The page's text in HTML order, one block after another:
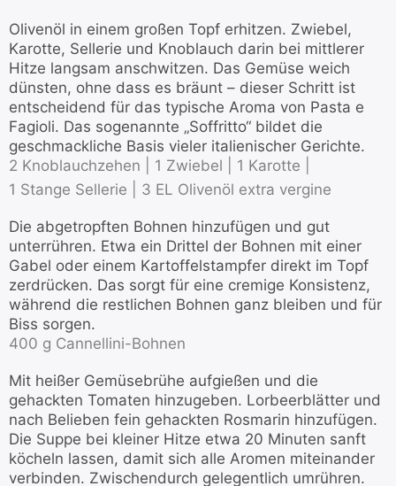
Olivenöl in einem großen Topf erhitzen. Zwiebel,
Karotte, Sellerie und Knoblauch darin bei mittlerer
Hitze langsam anschwitzen. Das Gemüse weich
dünsten, ohne dass es bräunt – dieser Schritt ist
entscheidend für das typische Aroma von Pasta e
Fagioli. Das sogenannte „Soffritto“ bildet die
geschmackliche Basis vieler italienischer Gerichte.
2 Knoblauchzehen |
1 Zwiebel |
1 Karotte |
1 Stange Sellerie |
3 EL Olivenöl extra vergine
Die abgetropften Bohnen hinzufügen und gut
unterrühren. Etwa ein Drittel der Bohnen mit einer
Gabel oder einem Kartoffelstampfer direkt im Topf
zerdrücken. Das sorgt für eine cremige Konsistenz,
während die restlichen Bohnen ganz bleiben und für
Biss sorgen.
400 g Cannellini-Bohnen
Mit heißer Gemüsebrühe aufgießen und die
gehackten Tomaten hinzugeben. Lorbeerblätter und
nach Belieben fein gehackten Rosmarin hinzufügen.
Die Suppe bei kleiner Hitze etwa 20 Minuten sanft
köcheln lassen, damit sich alle Aromen miteinander
verbinden. Zwischendurch gelegentlich umrühren.